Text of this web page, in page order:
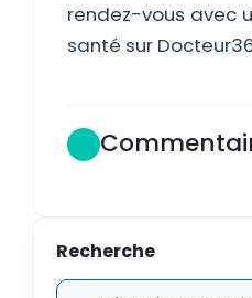
rendez-vous avec
santé sur
Recherche